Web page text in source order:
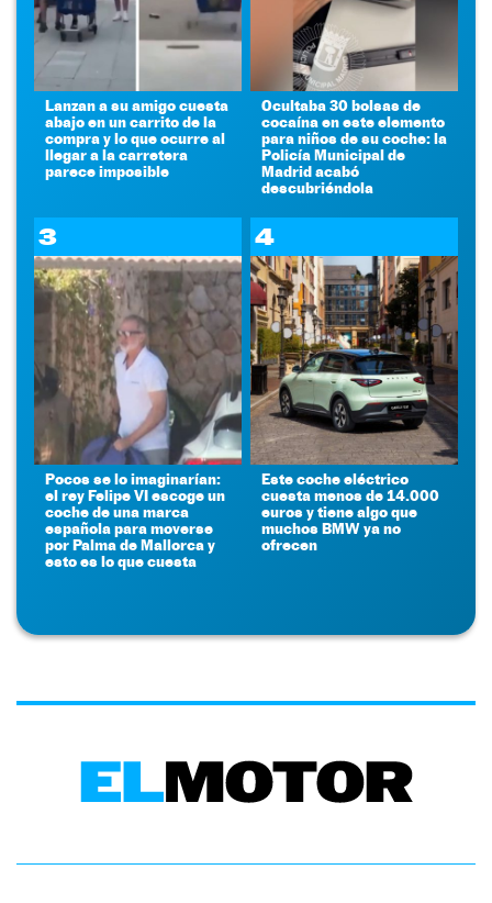
Lanzan a su amigo cuesta
abajo en un carrito de la
compra y lo que ocurre al
llegar a la carretera
parece imposible
Ocultaba 30 bolsas de
cocaína en este elemento
para niños de su coche: la
Policía Municipal de
Madrid acabó
descubriéndola
3
Pocos se lo imaginarían:
el rey Felipe VI escoge un
coche de una marca
española para moverse
por Palma de Mallorca y
esto es lo que cuesta
4
Este coche eléctrico
cuesta menos de 14.000
euros y tiene algo que
muchos BMW ya no
ofrecen